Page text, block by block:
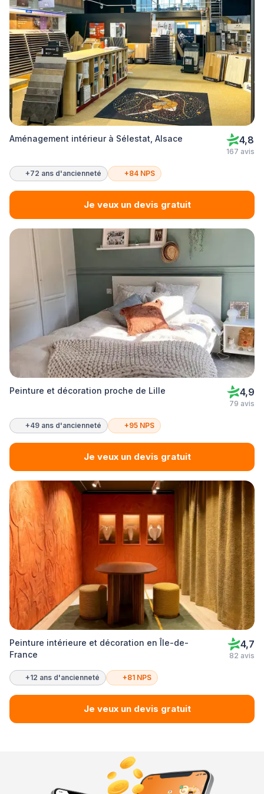
Aménagement intérieur à Sélestat, Alsace 4,8
167 avis
+72 ans d'ancienneté +84 NPS
Je veux un devis gratuit
Peinture et décoration proche de Lille 4,9
79 avis
+49 ans d'ancienneté +95 NPS
Je veux un devis gratuit
Peinture intérieure et décoration en Île-de-
France
4,7
82 avis
+12 ans d'ancienneté +81 NPS
Je veux un devis gratuit